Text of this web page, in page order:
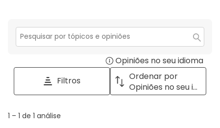
estrelas.
2
estrelas.
com
1
Secção
Opiniões no seu idioma
a
with
Filtros
Ordenar por
Opiniões no seu idioma
11 – 1 de 1 análise